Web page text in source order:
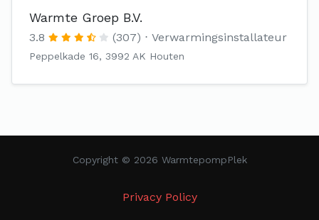
Warmte Groep B.V.
3.8 (307) Verwarmingsinstallateur
Peppelkade 16, 3992 AK Houten
Copyright © 2026 WarmtepompPlek
Privacy Policy